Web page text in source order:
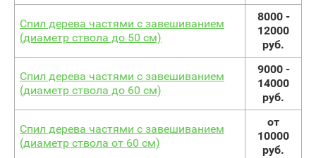
Спил дерева частями с завешиванием
(диаметр ствола до 50 см)
8000 -
12000
руб.
Спил дерева частями с завешиванием
(диаметр ствола до 60 см)
9000 -
14000
руб.
Спил дерева частями с завешиванием
(диаметр ствола от 60 см)
от
10000
руб.